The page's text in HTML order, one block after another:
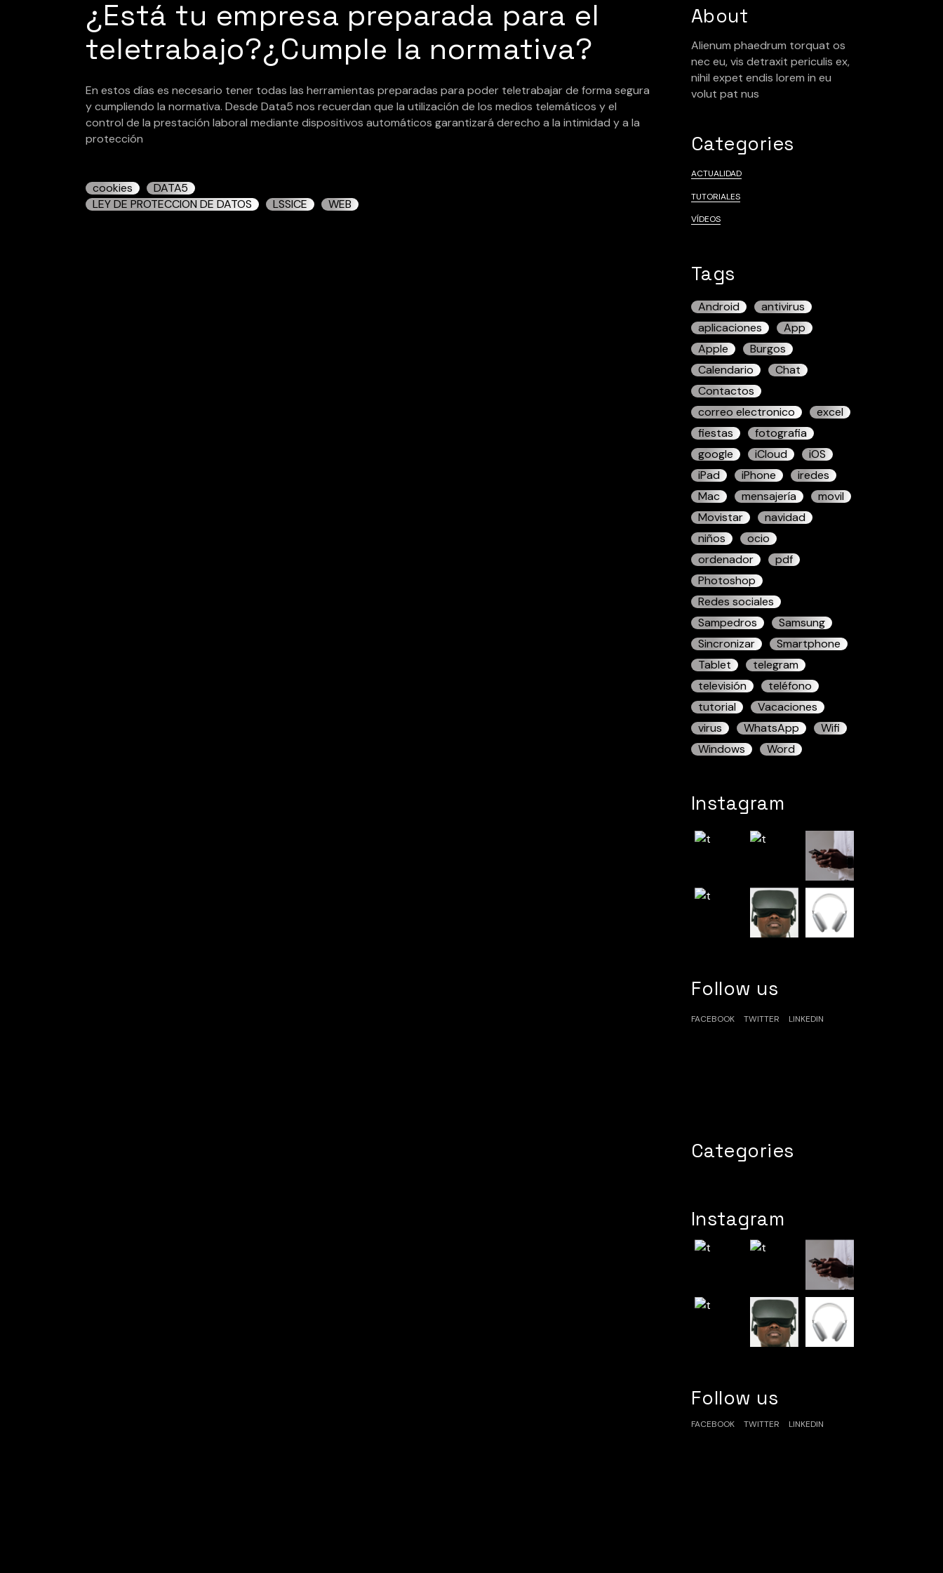
¿Está tu empresa preparada para el
teletrabajo?¿Cumple la normativa?
En estos días es necesario tener todas las herramientas preparadas para poder teletrabajar de forma segura
y cumpliendo la normativa. Desde Data5 nos recuerdan que la utilización de los medios telemáticos y el
control de la prestación laboral mediante dispositivos automáticos garantizará derecho a la intimidad y a la
protección
cookies
DATA5
LEY DE PROTECCION DE DATOS
LSSICE WEB
About
Alienum phaedrum torquat os
nec eu, vis detraxit periculis ex,
nihil expet endis lorem in eu
volut pat nus
Categories
ACTUALIDAD
TUTORIALES
VÍDEOS
Tags
Android
antivirus
aplicaciones
App
Apple
Burgos
Calendario
Chat
Contactos
correo electronico
excel
fiestas
fotografia
google
iCloud
iOS
iPad
iPhone
iredes
Mac
mensajería
movil
Movistar
navidad
niños
ocio
ordenador
pdf
Photoshop
Redes sociales
Sampedros
Samsung
Sincronizar
Smartphone
Tablet
telegram
televisión
teléfono
tutorial
Vacaciones
virus
WhatsApp
Wifi
Windows
Word
Instagram
Follow us
FACEBOOK TWITTER LINKEDIN
Categories
Instagram
Follow us
FACEBOOK TWITTER LINKEDIN